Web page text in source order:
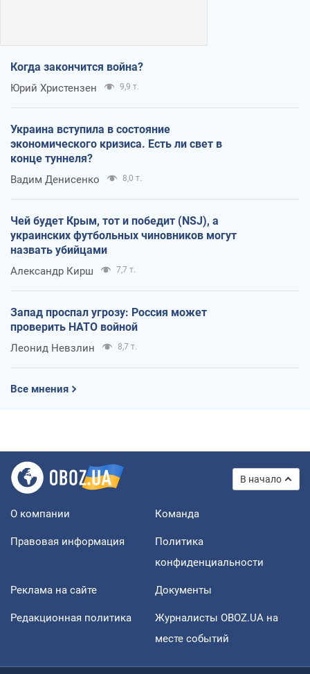
Когда закончится война?
Юрий Христензен 9,9 т.
Украина вступила в состояние
экономического кризиса. Есть ли свет в
конце туннеля?
Вадим Денисенко 8,0 т.
Чей будет Крым, тот и победит (NSJ), а
украинских футбольных чиновников могут
назвать убийцами
Александр Кирш 7,7 т.
Запад проспал угрозу: Россия может
проверить НАТО войной
Леонид Невзлин 8,7 т.
Все мнения
В начало
О компании Команда
Правовая информация
Политика
конфиденциальности
Реклама на сайте Документы
Редакционная политика
Журналисты OBOZ.UA на
месте событий